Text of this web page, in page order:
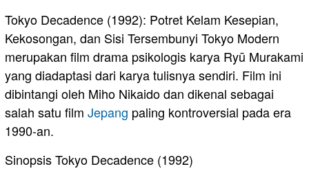
Tokyo Decadence (1992): Potret Kelam Kesepian,
Kekosongan, dan Sisi Tersembunyi Tokyo Modern
merupakan film drama psikologis karya Ryū Murakami
yang diadaptasi dari karya tulisnya sendiri. Film ini
dibintangi oleh Miho Nikaido dan dikenal sebagai
salah satu film Jepang paling kontroversial pada era
1990-an.
Sinopsis Tokyo Decadence (1992)